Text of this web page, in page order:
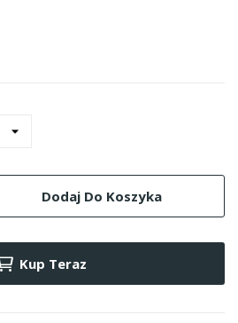
Dodaj Do Koszyka
Kup Teraz